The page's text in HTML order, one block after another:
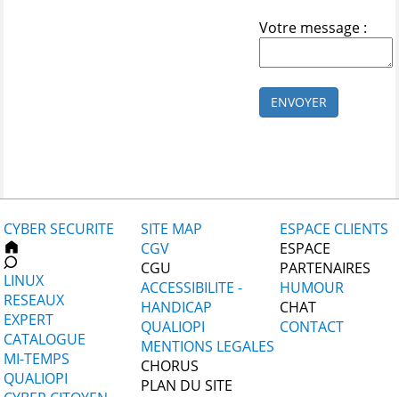
Votre message :
ENVOYER
CYBER SECURITE
LINUX
RESEAUX
EXPERT
CATALOGUE
MI-TEMPS
QUALIOPI
SITE MAP
CGV
CGU
ACCESSIBILITE -
HANDICAP
QUALIOPI
MENTIONS LEGALES
CHORUS
PLAN DU SITE
ESPACE CLIENTS
ESPACE
PARTENAIRES
HUMOUR
CHAT
CONTACT